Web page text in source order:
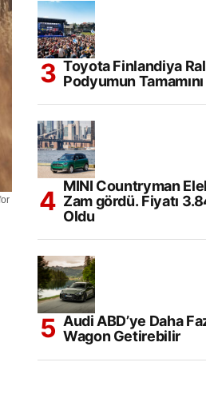
Toyota Finlandiya
Podyumun
MINI Countryman
Zam gördü. Fiyatı
Oldu
Audi ABD’ye Daha
Wagon Getirebilir